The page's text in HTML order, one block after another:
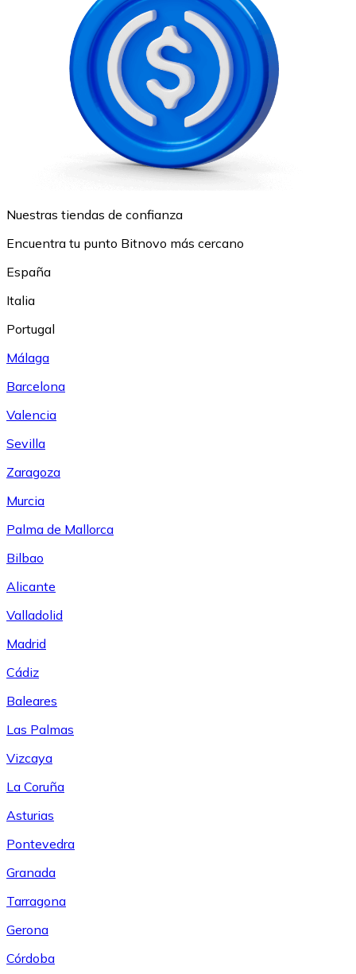
Nuestras tiendas de confianza
Encuentra tu punto Bitnovo más cercano
España
Italia
Portugal
Málaga
Barcelona
Valencia
Sevilla
Zaragoza
Murcia
Palma de Mallorca
Bilbao
Alicante
Valladolid
Madrid
Cádiz
Baleares
Las Palmas
Vizcaya
La Coruña
Asturias
Pontevedra
Granada
Tarragona
Gerona
Córdoba